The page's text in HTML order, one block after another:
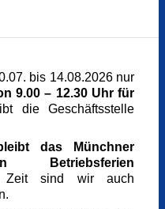
Uhr
bis 14.08.2026 nur
9.00 – 12.30 Uhr für
die Geschäftsstelle
das Münchner
Betriebsferien
sind wir auch